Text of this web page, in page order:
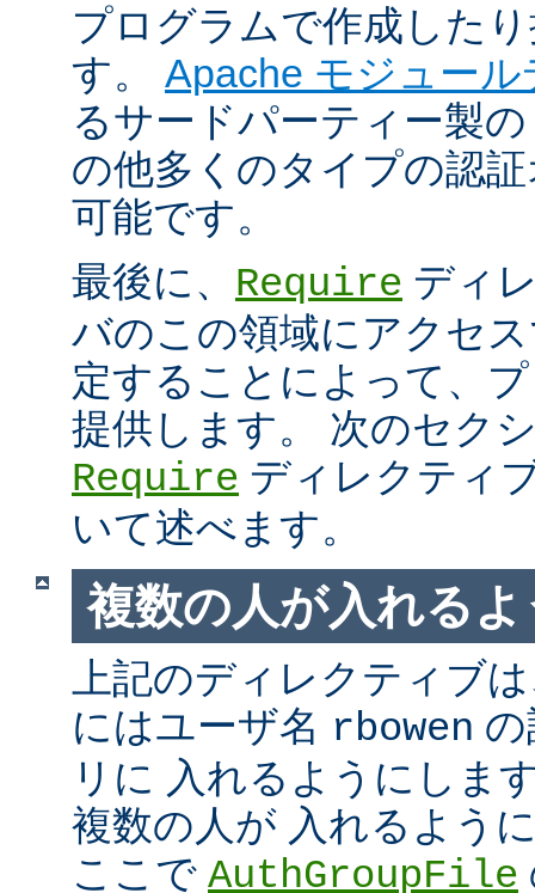
プログラムで作成した
す。 Apache モジュー
るサードパーティー製
の他多くのタイプの認
可能です。
最後に、 Require ディ
バのこの領域にアクセ
定することによって、
提供します。 次のセク
Require ディレクティ
いて述べます。
複数の人が入れる
上記のディレクティブ
にはユーザ名 rbowen
リに 入れるようにしま
複数の人が 入れるよう
ここで AuthGroupFile